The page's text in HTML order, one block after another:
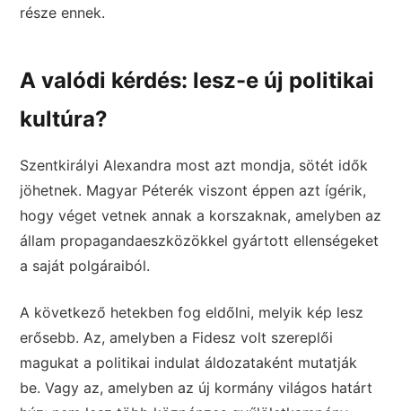
része ennek.
A valódi kérdés: lesz-e új politikai
kultúra?
Szentkirályi Alexandra most azt mondja, sötét idők
jöhetnek. Magyar Péterék viszont éppen azt ígérik,
hogy véget vetnek annak a korszaknak, amelyben az
állam propagandaeszközökkel gyártott ellenségeket
a saját polgáraiból.
A következő hetekben fog eldőlni, melyik kép lesz
erősebb. Az, amelyben a Fidesz volt szereplői
magukat a politikai indulat áldozataként mutatják
be. Vagy az, amelyben az új kormány világos határt